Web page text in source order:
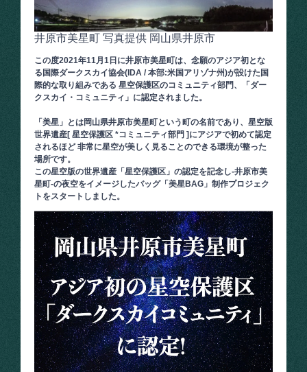
井原市美星町 写真提供 岡山県井原市
この度2021年11月1日に井原市美星町は、念願のアジア初とな
る国際ダークスカイ協会(IDA / 本部:米国アリゾナ州)が設けた国
際的な取り組みである 星空保護区のコミュニティ部門、「ダー
クスカイ・コミュニティ」に認定されました。
「美星」とは岡山県井原市美星町という町の名前であり、星空版
世界遺産[ 星空保護区 *コミュニティ部門 ]にアジアで初めて認定
されるほど 非常に星空が美しく見ることのできる環境が整った
場所です。
この星空版の世界遺産「星空保護区」の認定を記念し-井原市美
星町-の夜空をイメージしたバッグ「美星BAG」制作プロジェク
トをスタートしました。